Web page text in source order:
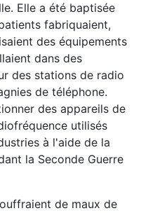
Elle a été baptisée
fabriquaient,
des équipements
dans des
des stations de radio
de téléphone.
des appareils de
utilisés
à l'aide de la
la Seconde Guerre
de maux de